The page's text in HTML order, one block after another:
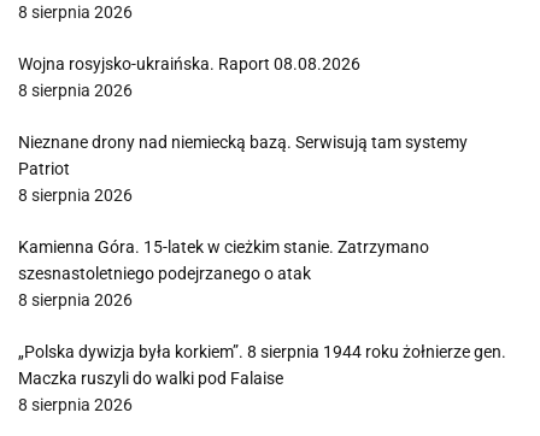
8 sierpnia 2026
Wojna rosyjsko-ukraińska. Raport 08.08.2026
8 sierpnia 2026
Nieznane drony nad niemiecką bazą. Serwisują tam systemy
Patriot
8 sierpnia 2026
Kamienna Góra. 15-latek w cieżkim stanie. Zatrzymano
szesnastoletniego podejrzanego o atak
8 sierpnia 2026
„Polska dywizja była korkiem”. 8 sierpnia 1944 roku żołnierze gen.
Maczka ruszyli do walki pod Falaise
8 sierpnia 2026